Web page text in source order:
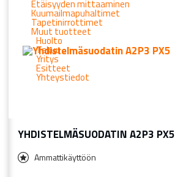
Etäisyyden mittaaminen
Kuumailmapuhaltimet
Tapetinirrottimet
Muut tuotteet
Huolto
Takuu
Yritys
Esitteet
Yhteystiedot
YHDISTELMÄSUODATIN A2P3 PX5
Ammattikäyttöön